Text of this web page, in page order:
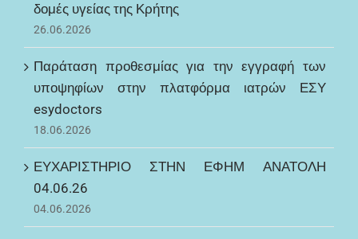
δομές υγείας της Κρήτης
26.06.2026
Παράταση προθεσμίας για την εγγραφή των
υποψηφίων στην πλατφόρμα ιατρών ΕΣΥ
esydoctors
18.06.2026
ΕΥΧΑΡΙΣΤΗΡΙΟ ΣΤΗΝ ΕΦΗΜ ΑΝΑΤΟΛΗ
04.06.26
04.06.2026